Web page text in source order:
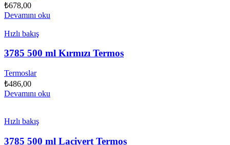
₺678,00
Devamını oku
Hızlı bakış
3785 500 ml Kırmızı Termos
Termoslar
₺486,00
Devamını oku
Hızlı bakış
3785 500 ml Lacivert Termos